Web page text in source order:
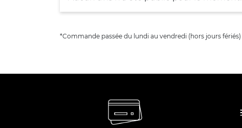
*Commande passée du lundi au vendredi (hors jours fériés)